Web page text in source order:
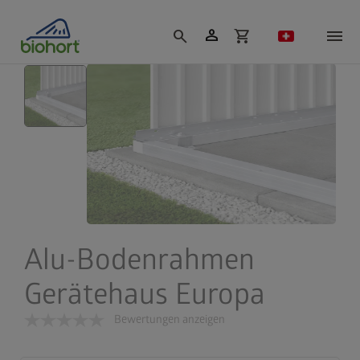
search person shopping_cart
Alu-Bodenrahmen
Gerätehaus Europa
Bewertungen anzeigen